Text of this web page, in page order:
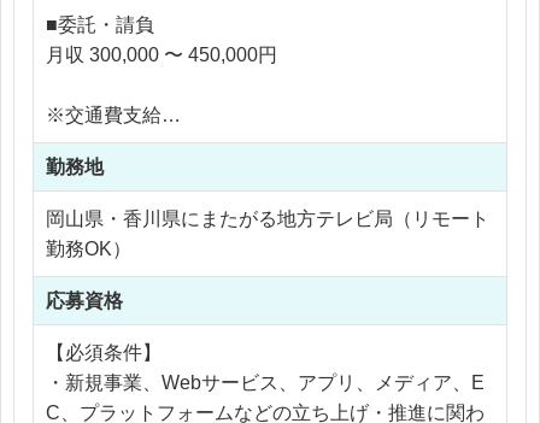
テレビ局が持つ地域とのつながり、情報発信力、信
頼性を活かしながら、観光・地域情報・デジタルメ
し、育てていく仕事です。
特に今回のプロジェクトでは、単なるコミュニティ
づくりやイベント運営ではなく、地域にある情報や
コンテンツを、必要な人に届けるための仕組みづく
りが重要になります。
地域の事業者、情報発信者、クリエイターなどと連
携しながらも、主軸となるのは、Webサービス・ア
プリ・地域メディア・情報プラットフォームなどを
活用したテクノロジー開発型の新規事業です。
■委託・請負
月収 300,000 〜 450,000円
※交通費支給
※残業なし
勤務地
岡山県・香川県にまたがる地方テレビ局（リモート
勤務OK）
応募資格
【必須条件】
・新規事業、Webサービス、アプリ、メディア、E
C、プラットフォームなどの立ち上げ・推進に関わ